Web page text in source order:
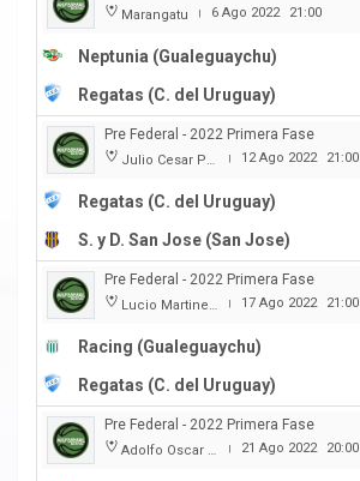
Marangatu | 6 Ago 2022 21:00
Neptunia (Gualeguaychu)
Regatas (C. del Uruguay)
Pre Federal - 2022 Primera Fase
Julio Cesar Paccagnella | 12 Ago 2022 21:00
Regatas (C. del Uruguay)
S. y D. San Jose (San Jose)
Pre Federal - 2022 Primera Fase
Lucio Martinez Garbino | 17 Ago 2022 21:00
Racing (Gualeguaychu)
Regatas (C. del Uruguay)
Pre Federal - 2022 Primera Fase
Adolfo Oscar Capurro | 21 Ago 2022 20:00